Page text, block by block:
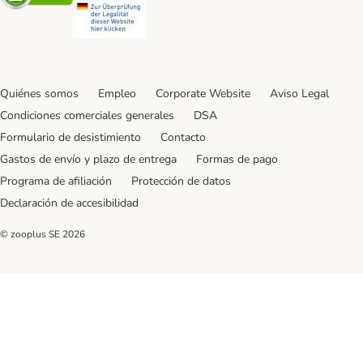
Quiénes somos Empleo Corporate Website
Aviso Legal
Condiciones comerciales generales
DSA
Formulario de desistimiento
Contacto
Gastos de envío y plazo de entrega
Formas de pago
Programa de afiliación
Protección de datos
Declaración de accesibilidad
© zooplus SE 2026